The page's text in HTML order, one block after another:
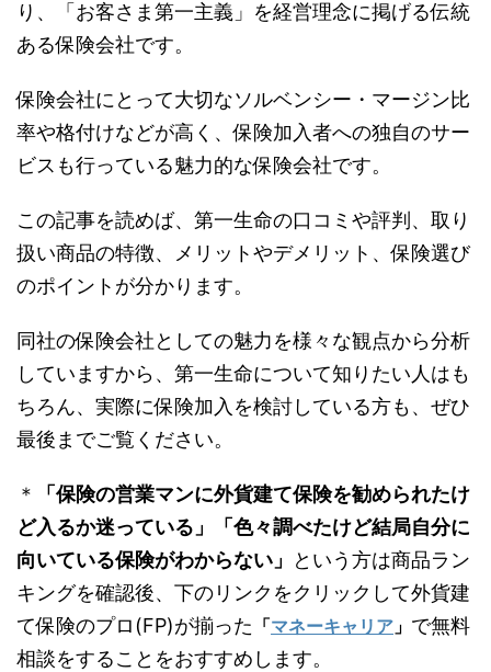
り、「お客さま第一主義」を経営理念に掲げる伝統
ある保険会社です。
保険会社にとって大切なソルベンシー・マージン比
率や格付けなどが高く、保険加入者への独自のサー
ビスも行っている魅力的な保険会社です。
この記事を読めば、第一生命の口コミや評判、取り
扱い商品の特徴、メリットやデメリット、保険選び
のポイントが分かります。
同社の保険会社としての魅力を様々な観点から分析
していますから、第一生命について知りたい人はも
ちろん、実際に保険加入を検討している方も、ぜひ
最後までご覧ください。
＊
「保険の営業マンに外貨建て保険を勧められたけ
ど入るか迷っている」「色々調べたけど結局自分に
向いている保険がわからない」
という方は商品ラン
キングを確認後、下のリンクをクリックして外貨建
て保険のプロ(FP)が揃った 「マネーキャリア 」 で無料
相談をすることをおすすめします。